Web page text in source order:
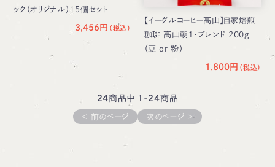
ック（オリジナル）15個セット
3,456円
【イーグルコーヒー高山】自家焙煎
珈琲 高山朝１・ブレンド 200g
（豆 or 粉）
1,800円
24商品中 1-24商品
＜ 前のページ 次のページ ＞